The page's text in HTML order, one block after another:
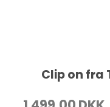
Clip on fra